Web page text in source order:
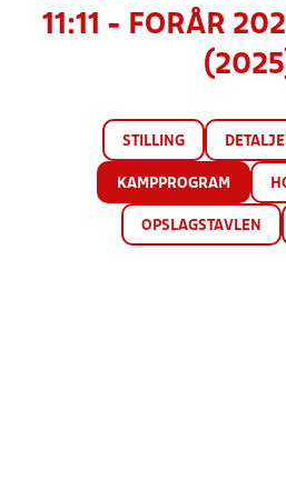
11:11 - FORÅR
STILLING
KAMPPROGRAM
OPSLAGSTAVLEN